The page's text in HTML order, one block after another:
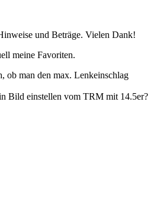
und Beträge. Vielen Dank!
meine Favoriten.
ob man den max. Lenkeinschlag
Bild einstellen vom TRM mit 14.5er?